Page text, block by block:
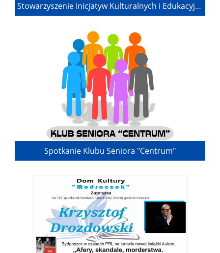
Stowarzyszenie Inicjatyw Kulturalnych i Edukacyjnych "Modraczek" - WŁĄCZNIK KULTURALNY
Spotkanie Klubu Seniora "Centrum"